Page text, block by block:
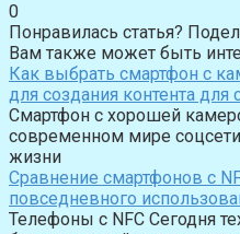
0
Понравилась статья?
Вам также может быть
Как выбрать смартфон с
для создания контента для
Смартфон с хорошей
современном мире
жизни
Сравнение смартфонов с
повседневного
Телефоны с NFC Сегодня